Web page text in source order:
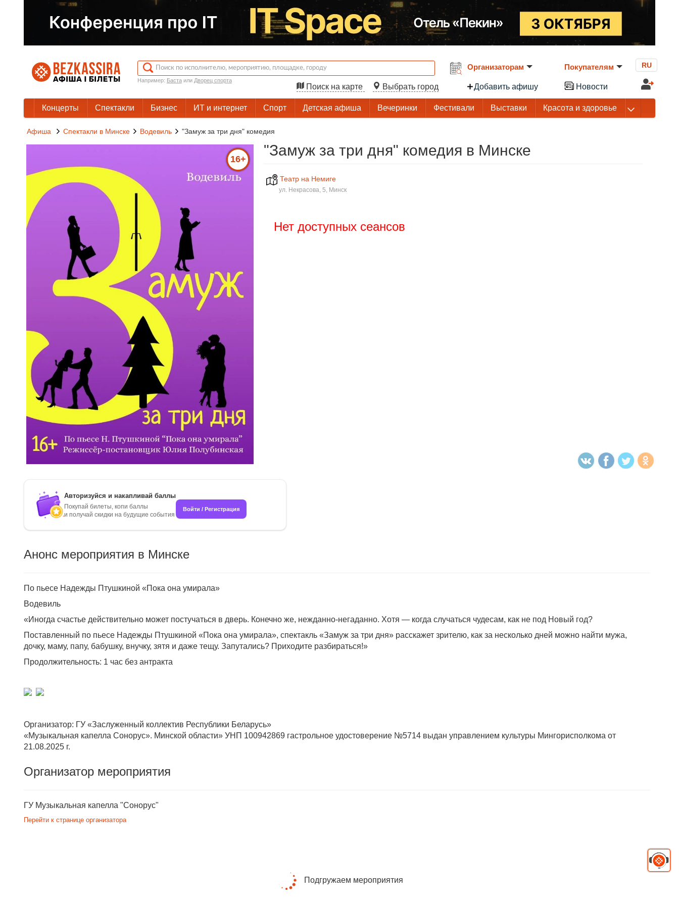
Например: Бастаили Дворец спорта
Поиск на карте Выбрать город
Организаторам
Добавить афишу
Покупателям
Новости
RU
Концерты Спектакли Бизнес ИТ и интернет Спорт Детская афиша Вечеринки Фестивали Выставки Красота и здоровье
Афиша Спектакли в Минске Водевиль "Замуж за три дня" комедия
16+
"Замуж за три дня" комедия в Минске
Театр на Немиге
ул. Некрасова, 5, Минск
Нет доступных сеансов
Авторизуйся и накапливай баллы
Покупай билеты, копи баллы
и получай скидки на будущие события
Войти / Регистрация
Анонс мероприятия в Минске
По пьесе Надежды Птушкиной «Пока она умирала»
Водевиль
«Иногда счастье действительно может постучаться в дверь. Конечно же, нежданно-негаданно. Хотя — когда случаться чудесам, как не под Новый год?
Поставленный по пьесе Надежды Птушкиной «Пока она умирала», спектакль «Замуж за три дня» расскажет зрителю, как за несколько дней можно найти мужа,
дочку, маму, папу, бабушку, внучку, зятя и даже тещу. Запутались? Приходите разбираться!»
Продолжительность: 1 час без антракта
Организатор: ГУ «Заслуженный коллектив Республики Беларусь»
«Музыкальная капелла Сонорус». Минской области» УНП 100942869 гастрольное удостоверение №5714 выдан управлением культуры Мингорисполкома от
21.08.2025 г.
Организатор мероприятия
ГУ Музыкальная капелла "Сонорус"
Перейти к странице организатора
Подгружаем мероприятия